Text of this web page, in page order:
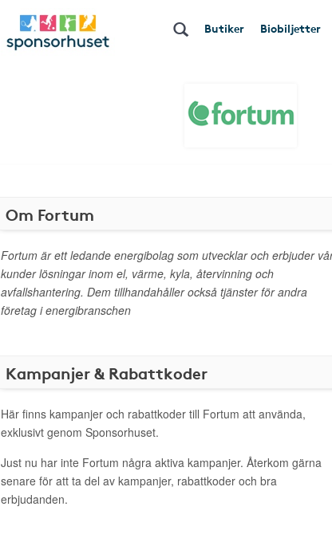
Butiker Biobiljetter
Om Fortum
Fortum är ett ledande energibolag som utvecklar och erbjuder
kunder lösningar inom el, värme, kyla, återvinning och
avfallshantering. Dem tillhandahåller också tjänster för andra
företag i energibranschen
Kampanjer & Rabattkoder
Här finns kampanjer och rabattkoder till Fortum att använda,
exklusivt genom Sponsorhuset.
Just nu har inte Fortum några aktiva kampanjer. Återkom gärna
senare för att ta del av kampanjer, rabattkoder och bra
erbjudanden.